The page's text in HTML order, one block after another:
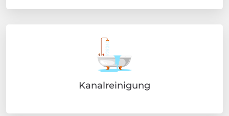
Kanalreinigung